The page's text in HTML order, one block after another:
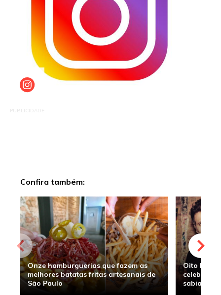
PUBLICIDADE
Confira também:
Onze hamburguerias que fazem as
melhores batatas fritas artesanais de
São Paulo
Oito
sabia